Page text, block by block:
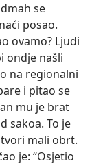
se
posao.
ovamo? Ljudi
ondje našli
na regionalni
i pitao se
mu je brat
sakoa. To je
mali obrt.
je: “Osjetio